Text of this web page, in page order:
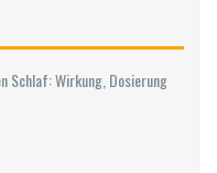
jeder Mensch
ist es wichtig,
und
was Sie über
wissen müssen,
Schlaf: Wirkung, Dosierung